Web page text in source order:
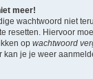
meer!
wachtwoord niet
resetten. Hiervoor
op wachtwoord
kan je je weer